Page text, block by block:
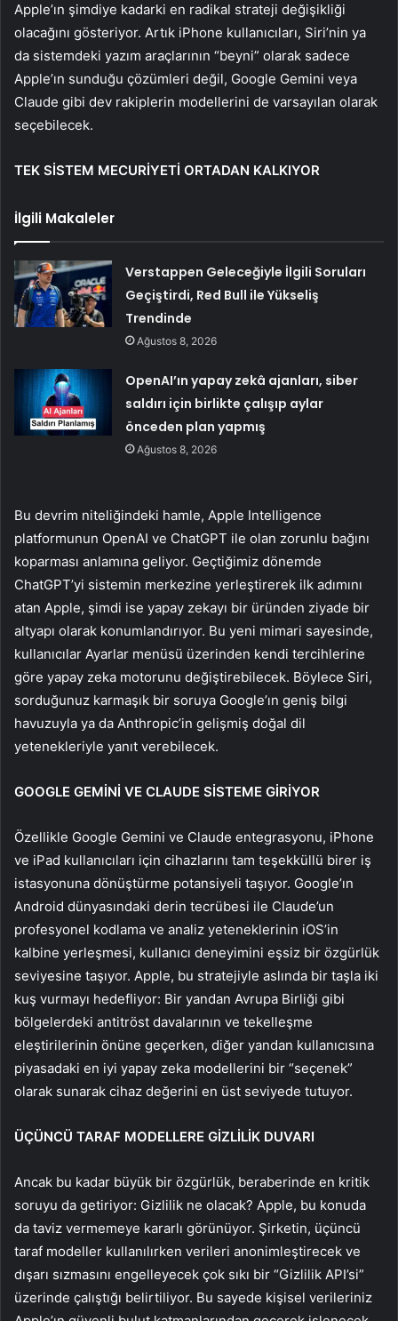
Apple’ın şimdiye kadarki en radikal strateji değişikliği
olacağını gösteriyor. Artık iPhone kullanıcıları, Siri’nin ya
da sistemdeki yazım araçlarının “beyni” olarak sadece
Apple’ın sunduğu çözümleri değil, Google Gemini veya
Claude gibi dev rakiplerin modellerini de varsayılan olarak
seçebilecek.
TEK SİSTEM MECURİYETİ ORTADAN KALKIYOR
İlgili Makaleler
Verstappen Geleceğiyle İlgili Soruları
Geçiştirdi, Red Bull ile Yükseliş
Trendinde
Ağustos 8, 2026
OpenAI’ın yapay zekâ ajanları, siber
saldırı için birlikte çalışıp aylar
önceden plan yapmış
Ağustos 8, 2026
Bu devrim niteliğindeki hamle, Apple Intelligence
platformunun OpenAI ve ChatGPT ile olan zorunlu bağını
koparması anlamına geliyor. Geçtiğimiz dönemde
ChatGPT’yi sistemin merkezine yerleştirerek ilk adımını
atan Apple, şimdi ise yapay zekayı bir üründen ziyade bir
altyapı olarak konumlandırıyor. Bu yeni mimari sayesinde,
kullanıcılar Ayarlar menüsü üzerinden kendi tercihlerine
göre yapay zeka motorunu değiştirebilecek. Böylece Siri,
sorduğunuz karmaşık bir soruya Google’ın geniş bilgi
havuzuyla ya da Anthropic’in gelişmiş doğal dil
yetenekleriyle yanıt verebilecek.
GOOGLE GEMİNİ VE CLAUDE SİSTEME GİRİYOR
Özellikle Google Gemini ve Claude entegrasyonu, iPhone
ve iPad kullanıcıları için cihazlarını tam teşekküllü birer iş
istasyonuna dönüştürme potansiyeli taşıyor. Google’ın
Android dünyasındaki derin tecrübesi ile Claude’un
profesyonel kodlama ve analiz yeteneklerinin iOS’in
kalbine yerleşmesi, kullanıcı deneyimini eşsiz bir özgürlük
seviyesine taşıyor. Apple, bu stratejiyle aslında bir taşla iki
kuş vurmayı hedefliyor: Bir yandan Avrupa Birliği gibi
bölgelerdeki antitröst davalarının ve tekelleşme
eleştirilerinin önüne geçerken, diğer yandan kullanıcısına
piyasadaki en iyi yapay zeka modellerini bir “seçenek”
olarak sunarak cihaz değerini en üst seviyede tutuyor.
ÜÇÜNCÜ TARAF MODELLERE GİZLİLİK DUVARI
Ancak bu kadar büyük bir özgürlük, beraberinde en kritik
soruyu da getiriyor: Gizlilik ne olacak? Apple, bu konuda
da taviz vermemeye kararlı görünüyor. Şirketin, üçüncü
taraf modeller kullanılırken verileri anonimleştirecek ve
dışarı sızmasını engelleyecek çok sıkı bir “Gizlilik API’si”
üzerinde çalıştığı belirtiliyor. Bu sayede kişisel verileriniz